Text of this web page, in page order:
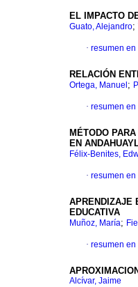
EL IMPACTO
Guato, Alejandro;
· resumen en
RELACIÓN
Ortega, Manuel ;
· resumen en
MÉTODO
EN
Félix-Benites,
· resumen en
APRENDIZAJE
EDUCATIVA
Muñoz, María;
· resumen en
Alcívar, Jaime